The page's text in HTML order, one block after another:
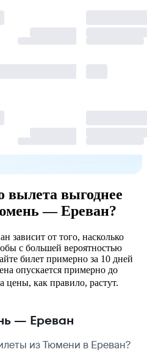
вылета выгоднее
— Ереван?
зависит от того, насколько
с большей вероятностью
билет примерно за 10 дней
опускается примерно до
цены, как правило, растут.
— Ереван
из Тюмени в Ереван?